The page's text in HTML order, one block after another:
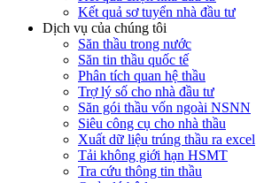
Kết quả sơ tuyển nhà đầu tư
Dịch vụ của chúng tôi
Săn thầu trong nước
Săn tin thầu quốc tế
Phân tích quan hệ thầu
Trợ lý số cho nhà đầu tư
Săn gói thầu vốn ngoài NSNN
Siêu công cụ cho nhà thầu
Xuất dữ liệu trúng thầu ra excel
Tải không giới hạn HSMT
Tra cứu thông tin thầu